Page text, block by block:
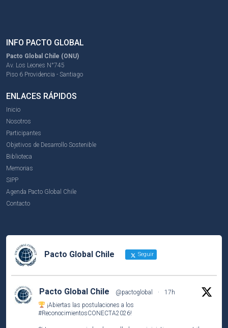
INFO PACTO GLOBAL
Pacto Global Chile (ONU)
Av. Los Leones N°745
Piso 6 Providencia - Santiago
ENLACES RÁPIDOS
Inicio
Nosotros
Participantes
Objetivos de Desarrollo Sostenible
Biblioteca
Memorias
SIPP
Agenda Pacto Global Chile
Contacto
Pacto Global Chile Seguir
Pacto Global Chile @pactoglobal ·
17h
¡Abiertas las postulaciones a los
#ReconocimientosCONECTA2026!